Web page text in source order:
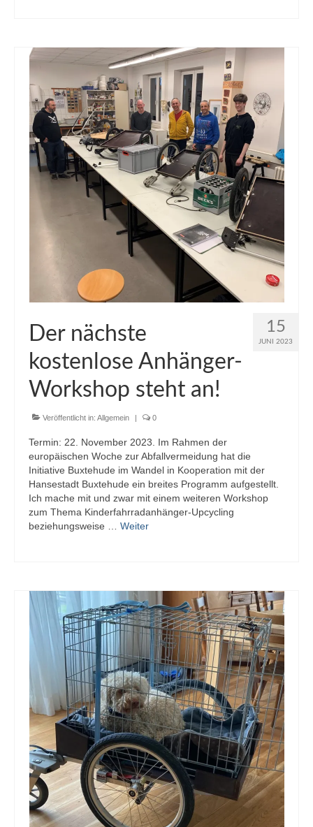
15
JUNI 2023
Der nächste
kostenlose Anhänger-
Workshop steht an!
Veröffentlicht in: Allgemein | 0
Termin: 22. November 2023. Im Rahmen der
europäischen Woche zur Abfallvermeidung hat die
Initiative Buxtehude im Wandel in Kooperation mit der
Hansestadt Buxtehude ein breites Programm aufgestellt.
Ich mache mit und zwar mit einem weiteren Workshop
zum Thema Kinderfahrradanhänger-Upcycling
beziehungsweise … Weiter